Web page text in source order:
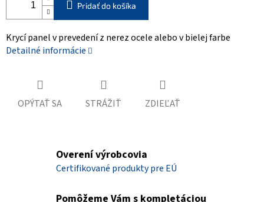
Pridať do košíka
Krycí panel v prevedení z nerez ocele alebo v bielej farbe
Detailné informácie
OPÝTAŤ SA STRÁŽIŤ ZDIEĽAŤ
Overení výrobcovia
Certifikované produkty pre EÚ
Pomôžeme Vám s kompletáciou